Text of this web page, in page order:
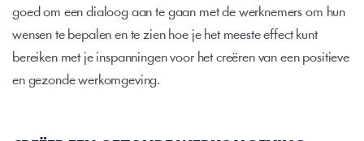
goed om een dialoog aan te gaan met de werknemers om hun
wensen te bepalen en te zien hoe je het meeste effect kunt
bereiken met je inspanningen voor het creëren van een positieve
en gezonde werkomgeving.